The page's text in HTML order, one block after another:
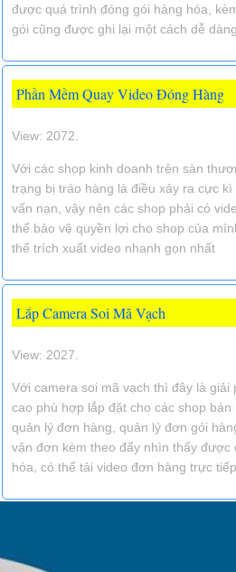
được quá trình đóng gói hàng hóa,
gói cũng được ghi lại một cách dễ dàng
Phần Mềm Quay Video Đóng Hàng
View: 2072.
Với các shop kinh doanh trên sàn
trạng bị tráo hàng là điều xảy ra cực
vấn nạn, vậy nên các shop phải có
thể bảo vệ quyền lợi cho shop của
thể trích xuất video nhanh gọn nhất
Lắp Camera Soi Mã Vạch
View: 2027.
Với camera soi mã vạch thì đây là giải
cao phù hợp lắp đặt cho các shop
quản lý đơn hàng, quản lý đơn gói
vận đơn kèm theo đấy nhìn thấy được
hóa, có thể tải video đơn hàng trực